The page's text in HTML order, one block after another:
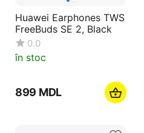
Huawei Earphones TWS
FreeBuds SE 2, Black
0.0
în stoc
‍899‍ MDL